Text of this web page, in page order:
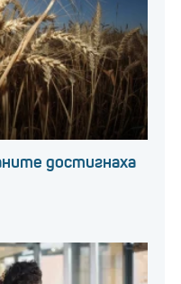
достигнаха